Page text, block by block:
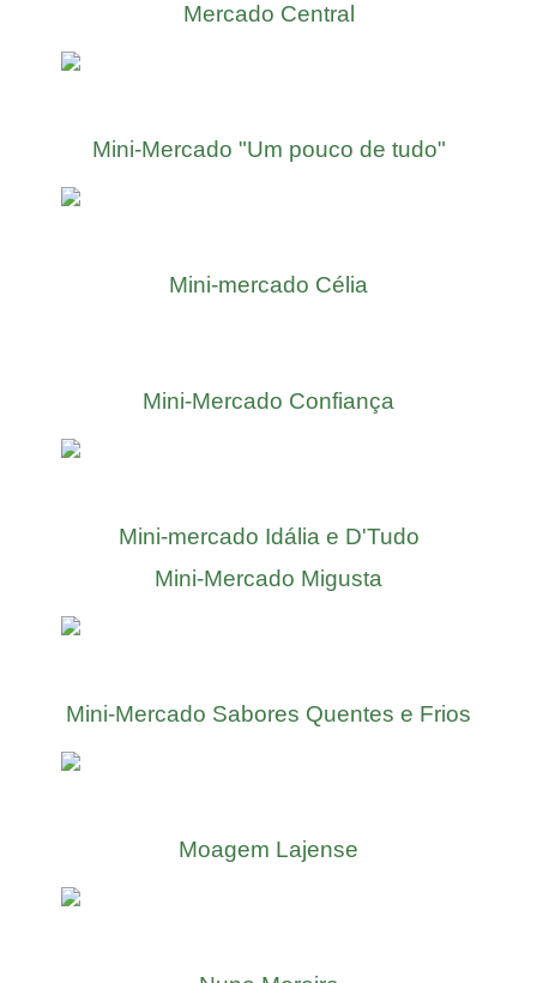
Mercado Central
Mini-Mercado "Um pouco de tudo"
Mini-mercado Célia
Mini-Mercado Confiança
Mini-mercado Idália e D'Tudo
Mini-Mercado Migusta
Mini-Mercado Sabores Quentes e Frios
Moagem Lajense